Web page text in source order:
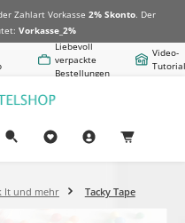
Zahlart Vorkasse 2% Skonto. Der
Vorkasse_2%
Liebevoll
verpackte
Bestellungen
Video-
It und mehr
Tacky Tape